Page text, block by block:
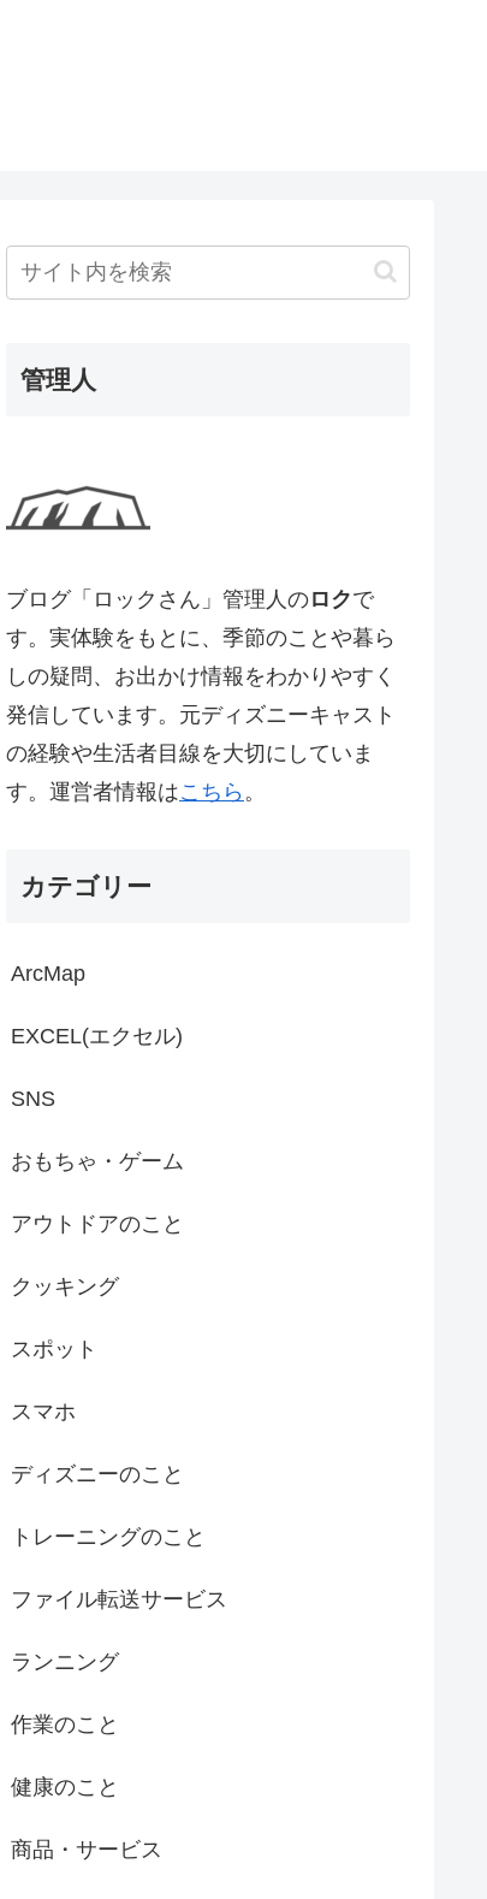
管理人
ブログ「ロックさん」管理人のロクで
す。実体験をもとに、季節のことや暮ら
しの疑問、お出かけ情報をわかりやすく
発信しています。元ディズニーキャスト
の経験や生活者目線を大切にしていま
す。運営者情報はこちら 。
カテゴリー
ArcMap
EXCEL(エクセル)
SNS
おもちゃ・ゲーム
アウトドアのこと
クッキング
スポット
スマホ
ディズニーのこと
トレーニングのこと
ファイル転送サービス
ランニング
作業のこと
健康のこと
商品・サービス